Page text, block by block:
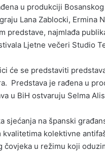
u produkciji
Lana Zablocki,
predstave, najmlađa
Ljetne večeri Studio
će se predstaviti
Predstava je rađena u
u BiH ostvaruju Selma
sjećanja na španski
kvalitetima kolektivne
čovjeka u režimu koji